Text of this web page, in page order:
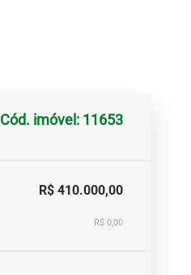
Cód. imóvel: 11653
R$ 410.000,00
R$ 0,00